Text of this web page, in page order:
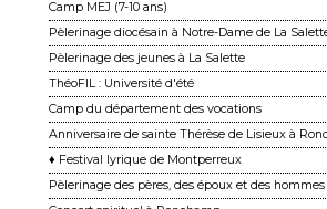
Camp MEJ (7-10 ans)
Pèlerinage diocésain à Notre-Dame de La
Pèlerinage des jeunes à La Salette
ThéoFIL : Université d'été
Camp du département des vocations
Anniversaire de sainte Thérèse de Lisieux à
♦ Festival lyrique de Montperreux
Pèlerinage des pères, des époux et des hommes